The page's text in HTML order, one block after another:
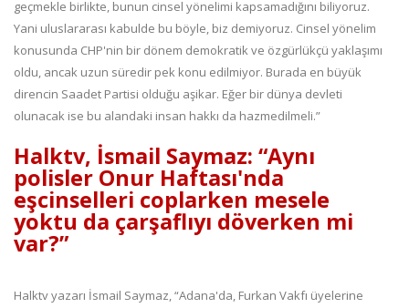
geçmekle birlikte, bunun cinsel yönelimi kapsamadığını biliyoruz.
Yani uluslararası kabulde bu böyle, biz demiyoruz. Cinsel yönelim
konusunda CHP'nin bir dönem demokratik ve özgürlükçü yaklaşımı
oldu, ancak uzun süredir pek konu edilmiyor. Burada en büyük
direncin Saadet Partisi olduğu aşikar. Eğer bir dünya devleti
olunacak ise bu alandaki insan hakkı da hazmedilmeli.”
Halktv, İsmail Saymaz: “Aynı
polisler Onur Haftası'nda
eşcinselleri coplarken mesele
yoktu da çarşaflıyı döverken mi
var?”
Halktv yazarı İsmail Saymaz, “Adana'da, Furkan Vakfı üyelerine